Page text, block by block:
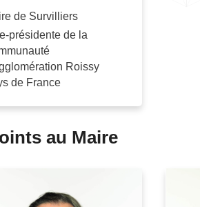
de Survilliers
présidente de la
Roissy
de France
au Maire